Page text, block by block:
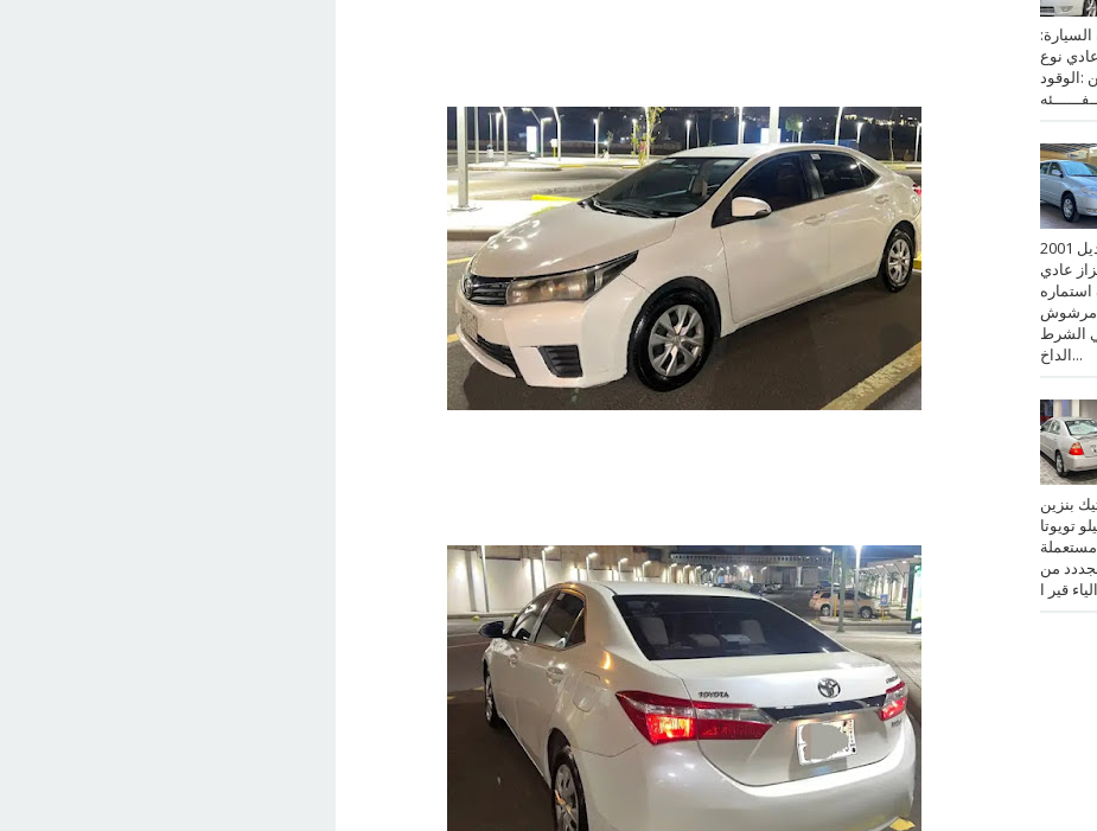
حالة السيارة:
نوع
الوقود: ⁨بنزين⁩ *TOYOTA*
( للبيع ) كورولا موديل 2001
عادي
الف استماره
مرشوش
الشرط
الداخ...
بنزين
كيلو تويوتا
فل مستعملة
من